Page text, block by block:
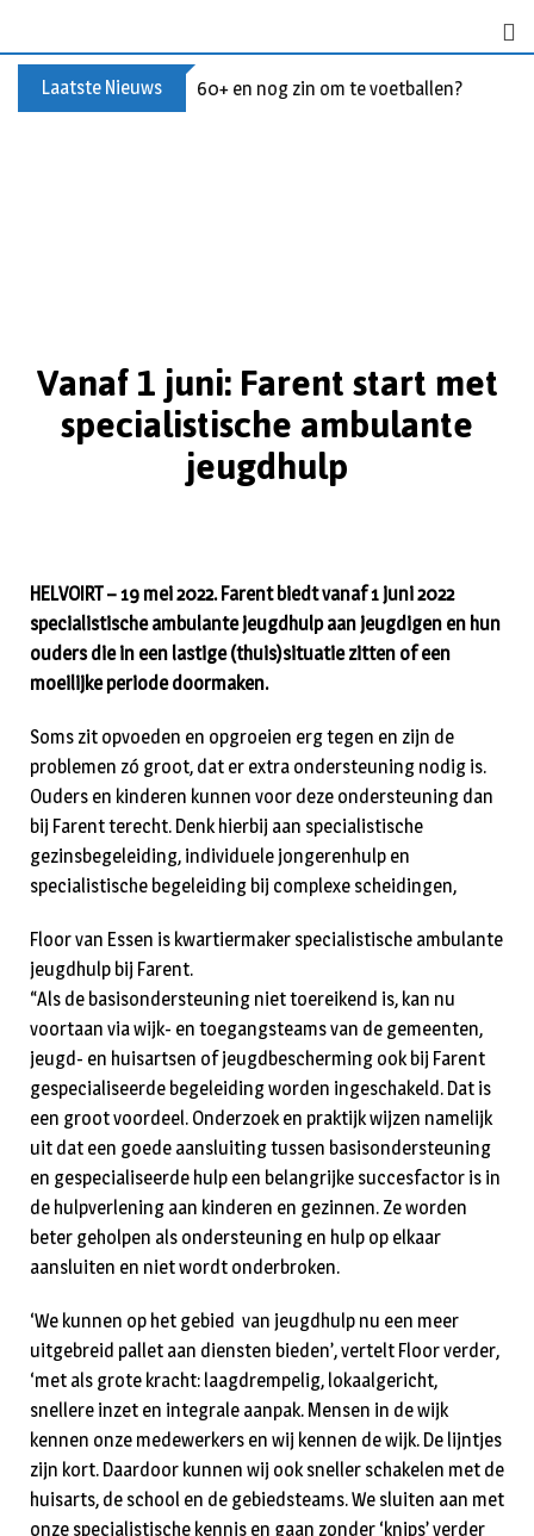
Laatste Nieuws 60+ en nog zin om te voetballen? Kom
Vanaf 1 juni: Farent start met
specialistische ambulante
jeugdhulp
HELVOIRT – 19 mei 2022. Farent biedt vanaf 1 juni 2022
specialistische ambulante jeugdhulp aan jeugdigen en hun
ouders die in een lastige (thuis)situatie zitten of een
moeilijke periode doormaken.
Soms zit opvoeden en opgroeien erg tegen en zijn de
problemen zó groot, dat er extra ondersteuning nodig is.
Ouders en kinderen kunnen voor deze ondersteuning dan
bij Farent terecht. Denk hierbij aan specialistische
gezinsbegeleiding, individuele jongerenhulp en
specialistische begeleiding bij complexe scheidingen,
Floor van Essen is kwartiermaker specialistische ambulante
jeugdhulp bij Farent.
“Als de basisondersteuning niet toereikend is, kan nu
voortaan via wijk- en toegangsteams van de gemeenten,
jeugd- en huisartsen of jeugdbescherming ook bij Farent
gespecialiseerde begeleiding worden ingeschakeld. Dat is
een groot voordeel. Onderzoek en praktijk wijzen namelijk
uit dat een goede aansluiting tussen basisondersteuning
en gespecialiseerde hulp een belangrijke succesfactor is in
de hulpverlening aan kinderen en gezinnen. Ze worden
beter geholpen als ondersteuning en hulp op elkaar
aansluiten en niet wordt onderbroken.
‘We kunnen op het gebied van jeugdhulp nu een meer
uitgebreid pallet aan diensten bieden’, vertelt Floor verder,
‘met als grote kracht: laagdrempelig, lokaalgericht,
snellere inzet en integrale aanpak. Mensen in de wijk
kennen onze medewerkers en wij kennen de wijk. De lijntjes
zijn kort. Daardoor kunnen wij ook sneller schakelen met de
huisarts, de school en de gebiedsteams. We sluiten aan met
onze specialistische kennis en gaan zonder ‘knips’ verder